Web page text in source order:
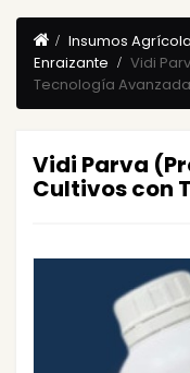
Insumos
Enraizante
Vidi
Tecnología Avanzada
Vidi Parva
Cultivos con